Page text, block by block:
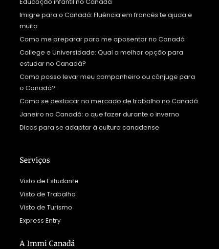
Educação infantil no Canadá
Imigre para o Canadá: Fluência em francês te ajuda e
muito
Como me preparar para me aposentar no Canadá
College e Universidade: Qual a melhor opção para
estudar no Canadá?
Como posso levar meu companheiro ou cônjuge para
o Canadá?
Como se destacar no mercado de trabalho no Canadá
Janeiro no Canadá: o que fazer durante o inverno
Dicas para se adaptar à cultura canadense
Serviços
Visto de Estudante
Visto de Trabalho
Visto de Turismo
Express Entry
A Immi Canadá